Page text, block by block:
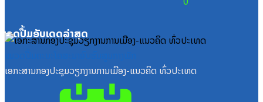
ດປື້ມອັບເດດລ່າສຸດ
ເອກະສານກອງປະຊຸມວຽກງານການເມືອງ-ແນວຄິດ ທົ່ວປະເທດ